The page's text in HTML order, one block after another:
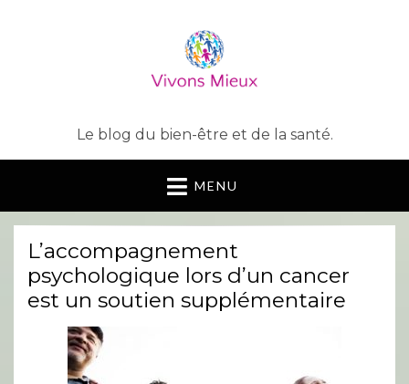
Le blog du bien-être et de la santé.
MENU
L’accompagnement
psychologique lors d’un cancer
est un soutien supplémentaire